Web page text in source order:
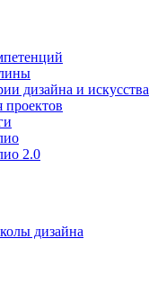
дизайна и искусства
2.0
дизайна